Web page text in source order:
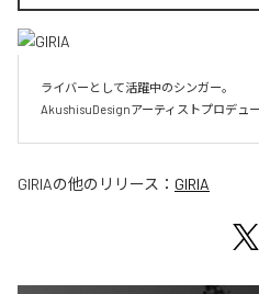
ライバーとして活躍中のシンガー。
AkushisuDesignアーティストプロデュ
GIRIAの他のリリース： GIRIA